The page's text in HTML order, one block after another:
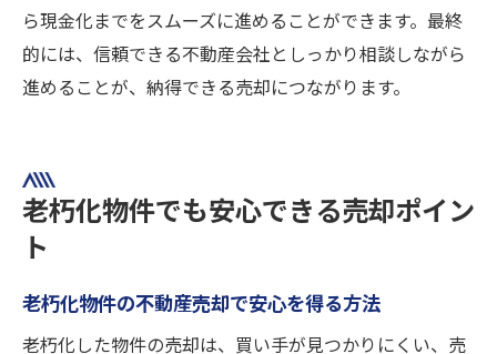
ら現金化までをスムーズに進めることができます。最終
的には、信頼できる不動産会社としっかり相談しながら
進めることが、納得できる売却につながります。
老朽化物件でも安心できる売却ポイン
ト
老朽化物件の不動産売却で安心を得る方法
老朽化した物件の売却は、買い手が見つかりにくい、売